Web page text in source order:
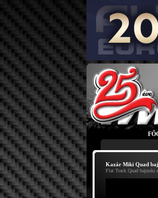
Kazár Miki Quad
Flat Track Quad bajnoki